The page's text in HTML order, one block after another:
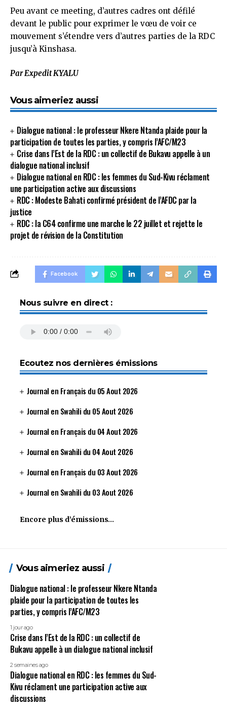
Peu avant ce meeting, d’autres cadres ont défilé
devant le public pour exprimer le vœu de voir ce
mouvement s’étendre vers d’autres parties de la RDC
jusqu’à Kinshasa.
Par Expedit KYALU
Vous aimeriez aussi
Dialogue national : le professeur Nkere Ntanda plaide pour la
participation de toutes les parties, y compris l’AFC/M23
Crise dans l’Est de la RDC : un collectif de Bukavu appelle à un
dialogue national inclusif
Dialogue national en RDC : les femmes du Sud-Kivu réclament
une participation active aux discussions
RDC : Modeste Bahati confirmé président de l’AFDC par la
justice
RDC : la C64 confirme une marche le 22 juillet et rejette le
projet de révision de la Constitution
Facebook
Nous suivre en direct :
Ecoutez nos dernières émissions
Journal en Français du 05 Aout 2026
Journal en Swahili du 05 Aout 2026
Journal en Français du 04 Aout 2026
Journal en Swahili du 04 Aout 2026
Journal en Français du 03 Aout 2026
Journal en Swahili du 03 Aout 2026
Encore plus d’émissions…
Vous aimeriez aussi
Dialogue national : le professeur Nkere Ntanda
plaide pour la participation de toutes les
parties, y compris l’AFC/M23
1 jour ago
Crise dans l’Est de la RDC : un collectif de
Bukavu appelle à un dialogue national inclusif
2 semaines ago
Dialogue national en RDC : les femmes du Sud-
Kivu réclament une participation active aux
discussions